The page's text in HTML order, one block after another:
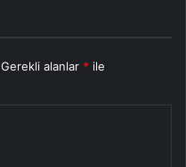
Gerekli alanlar * ile